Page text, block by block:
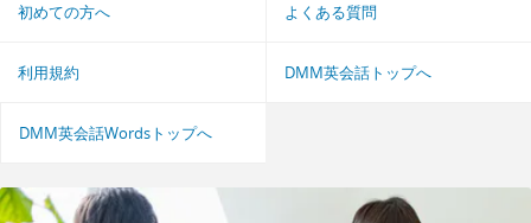
初めての方へ よくある質問
利用規約 DMM英会話トップへ
DMM英会話Wordsトップへ